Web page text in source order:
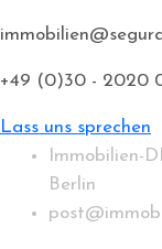
+49 (0)30 - 2020
Lass uns sprechen
Immobilien-
Berlin